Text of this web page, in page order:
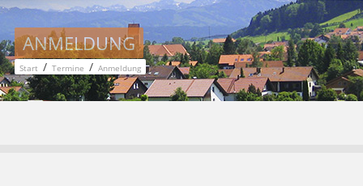
ANMELDUNG
Start / Termine / Anmeldung